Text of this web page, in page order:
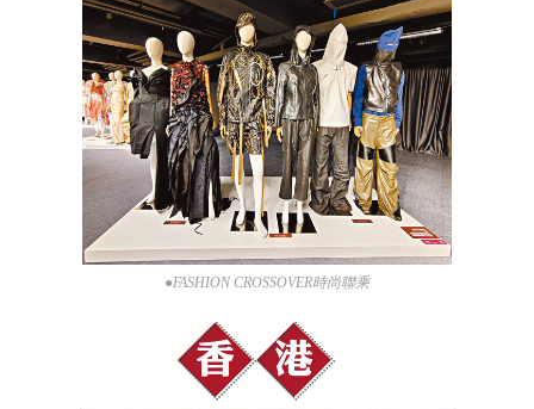
●FASHION CROSSOVER時尚聯乘